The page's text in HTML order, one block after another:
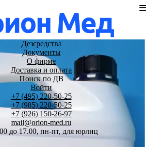
Дезсредства
Документы
О фирме
Доставка и оплата
Поиск по ДВ
Войти
+7 (495) 220-50-25
+7 (985) 220-50-25
+7 (926) 150-26-97
mail@orion-med.ru
до 17.00, пн-пт, для юрлиц